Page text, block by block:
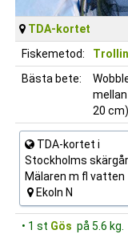
TDA-kortet
Fiskemetod:
Bästa bete:
20 cm)
TDA-kortet i
Stockholms
Mälaren m fl vatten
Ekoln N
• 1 st Gös på 5.6 kg.